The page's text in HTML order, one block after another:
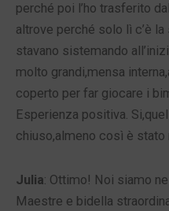
perché poi l’ho trasferito
altrove perché solo lì c’è
stavano sistemando
molto grandi,mensa
coperto per far giocare i
Esperienza positiva.
chiuso,almeno così è stato
Julia: Ottimo! Noi siamo
Maestre e bidella